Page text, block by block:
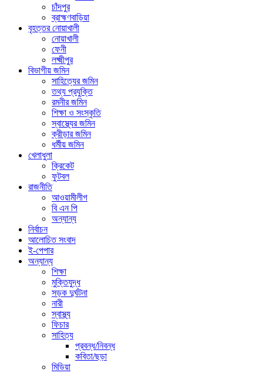
চাঁদপুর
ব্রাহ্মণবাড়িয়া
বৃহত্তর নোয়াখালী
নোয়াখালী
ফেনী
লক্ষ্মীপুর
বিভাগীয় জমিন
সাহিত্যের জমিন
তথ্য প্রযুক্তি
রমনীর জমিন
শিক্ষা ও সংস্কৃতি
স্বাস্থ্যের জমিন
ক্রীড়ার জমিন
ধর্মীয় জমিন
খেলাধুলা
ক্রিকেট
ফুটবল
রাজনীতি
আওয়ামীলীগ
বি এন পি
অন্যান্য
নির্বাচন
আলোচিত সংবাদ
ই-পেপার
অন্যান্য
শিক্ষা
মুক্তিযুদ্ধ
সড়ক দুর্ঘটনা
নারী
স্বাস্থ্য
ফিচার
সাহিত্য
প্রবন্ধ/নিবন্ধ
কবিতা/ছড়া
মিডিয়া